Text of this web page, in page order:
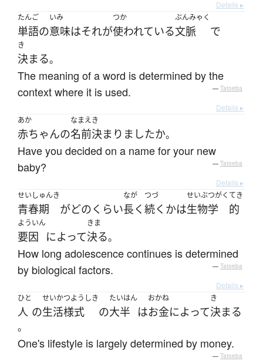
Details ▸
たんご
単語の
いみ
意味はそれが
つか
使われている
ぶんみゃく
文脈 で
き
決まる。
The meaning of a word is determined by the
context where it is used.
— Tatoeba
Details ▸
あか
赤ちゃんの
なまえ
名前
き
決まりましたか。
Have you decided on a name for your new
baby?
— Tatoeba
Details ▸
せいしゅんき
青春期 がどのくらい
なが
長く
つづ
続く かは
せいぶつがく
生物学
てき
的
よういん
要因 によって
きま
決る。
How long adolescence continues is determined
by biological factors.
— Tatoeba
Details ▸
ひと
人 の
せいかつようしき
生活様式 の
たいはん
大半 は
おかね
お金によって
き
決まる
。
One's lifestyle is largely determined by money.
— Tatoeba